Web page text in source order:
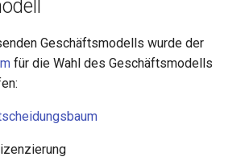
Geschäftsmodells wurde der
für die Wahl des Geschäftsmodells